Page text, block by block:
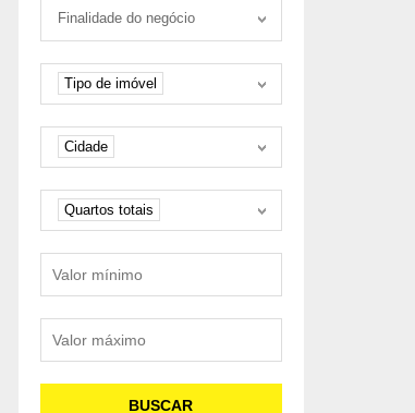
Tipo negociação
Finalidade do negócio
Tipo de imóvel
Tipo de imóvel
Cidade
Cidade
Quartos
Quartos totais
BUSCAR